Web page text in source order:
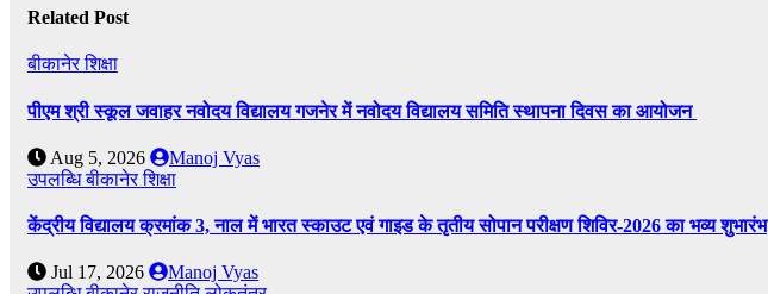
Related Post
बीकानेरशिक्षा
पीएम श्री स्कूल जवाहर नवोदय विद्यालय गजनेर में नवोदय विद्यालय समिति स्थापना दिवस का आयोजन
Aug 5, 2026
Manoj Vyas
उपलब्धिबीकानेरशिक्षा
केंद्रीय विद्यालय क्रमांक 3, नाल में भारत स्काउट एवं गाइड के तृतीय सोपान परीक्षण शिविर-2026 का भव्य शुभारंभ
Jul 17, 2026
Manoj Vyas